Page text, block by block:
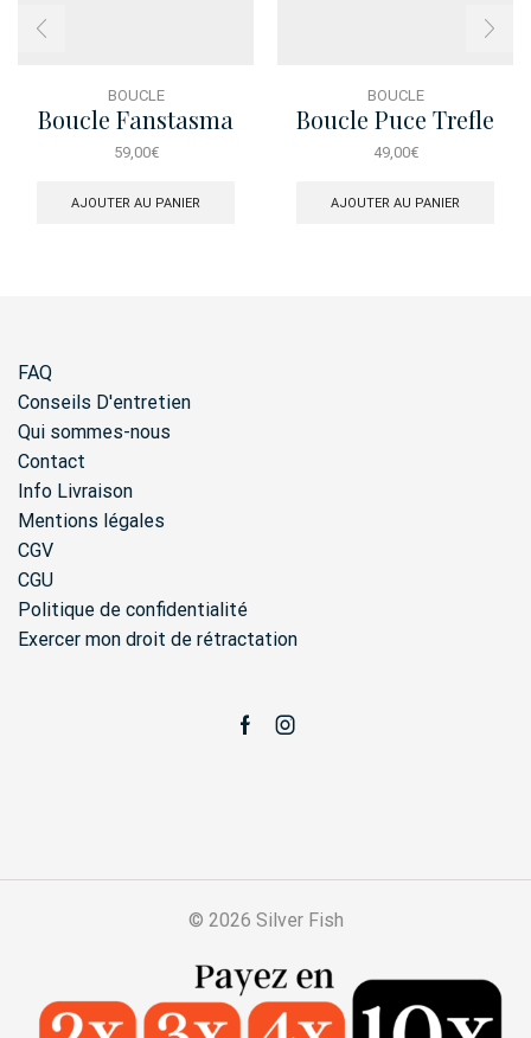
BOUCLE
Boucle Fanstasma
Barette Dore
59,00€
AJOUTER AU PANIER
BOUCLE
Boucle Puce Trefle
49,00€
AJOUTER AU PANIER
FAQ
Conseils D'entretien
Qui sommes-nous
Contact
Info Livraison
Mentions légales
CGV
CGU
Politique de confidentialité
Exercer mon droit de rétractation
FacebookInstagram
© 2026 Silver Fish